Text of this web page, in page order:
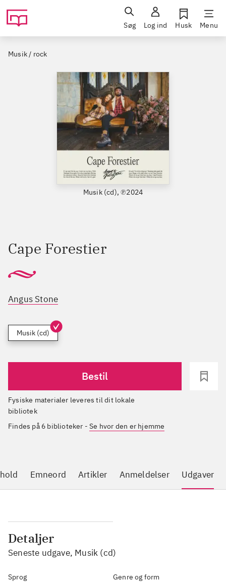
Søg Log ind Husk Menu
Musik / rock
Musik (cd), ℗2024
Cape Forestier
Angus Stone
Musik (cd)
Bestil
Fysiske materialer leveres til dit lokale
bibliotek
Findes på 6 biblioteker -Se hvor den er hjemme
Emneord Artikler Anmeldelser Udgaver
Detaljer
Seneste udgave, Musik (cd)
Sprog
Genre og form